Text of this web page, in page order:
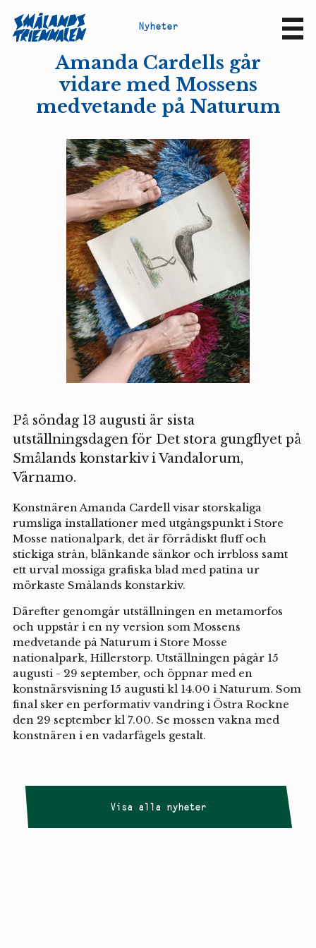
Nyheter
Amanda Cardells går
vidare med Mossens
medvetande på Naturum
På söndag 13 augusti är sista
utställningsdagen för Det stora gungflyet på
Smålands konstarkiv i Vandalorum,
Värnamo.
Konstnären Amanda Cardell visar storskaliga
rumsliga installationer med utgångspunkt i Store
Mosse nationalpark, det är förrädiskt fluff och
stickiga strån, blänkande sänkor och irrbloss samt
ett urval mossiga grafiska blad med patina ur
mörkaste Smålands konstarkiv.
Därefter genomgår utställningen en metamorfos
och uppstår i en ny version som Mossens
medvetande på Naturum i Store Mosse
nationalpark, Hillerstorp. Utställningen pågår 15
augusti - 29 september, och öppnar med en
konstnärsvisning 15 augusti kl 14.00 i Naturum. Som
final sker en performativ vandring i Östra Rockne
den 29 september kl 7.00. Se mossen vakna med
konstnären i en vadarfågels gestalt.
Visa alla nyheter